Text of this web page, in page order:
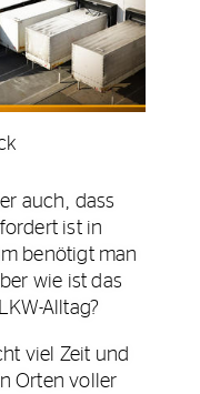
auch, dass
ist in
benötigt man
wie ist das
Alltag?
viel Zeit und
Orten voller